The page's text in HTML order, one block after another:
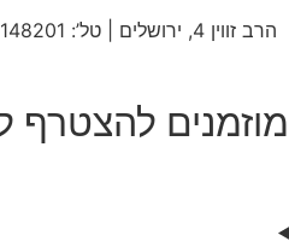
הרב זווין 4, ירושלים | טל’: 03-6148201 |
מוזמנים להצטרף